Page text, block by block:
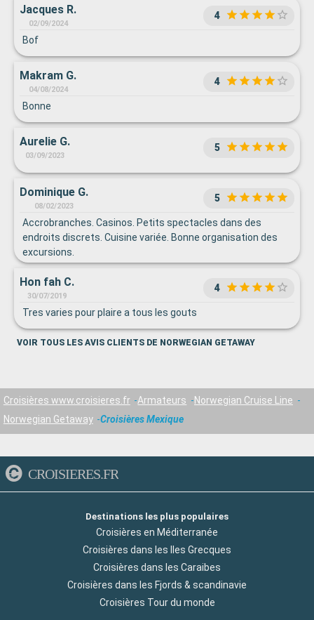
Jacques R.
02/09/2024
4
Bof
Makram G.
04/08/2024
4
Bonne
Aurelie G.
03/09/2023
5
Dominique G.
08/02/2023
5
Accrobranches. Casinos. Petits spectacles dans des
endroits discrets. Cuisine variée. Bonne organisation des
excursions.
Hon fah C.
30/07/2019
4
Tres varies pour plaire a tous les gouts
VOIR TOUS LES AVIS CLIENTS DE NORWEGIAN GETAWAY
Croisières www.croisieres.fr Armateurs
Norwegian Cruise Line
Norwegian Getaway
Croisières Mexique
CROISIERES.FR
Destinations les plus populaires
Croisières en Méditerranée
Croisières dans les Iles Grecques
Croisières dans les Caraibes
Croisières dans les Fjords & scandinavie
Croisières Tour du monde